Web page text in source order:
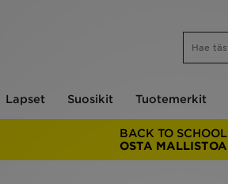
Lapset Suosikit Tuotemerkit
BACK TO SCHOOL
OSTA MALLISTOA